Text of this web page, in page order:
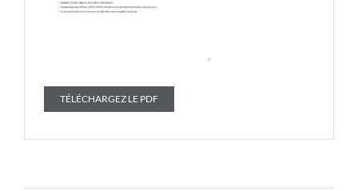
TÉLÉCHARGEZ LE PDF